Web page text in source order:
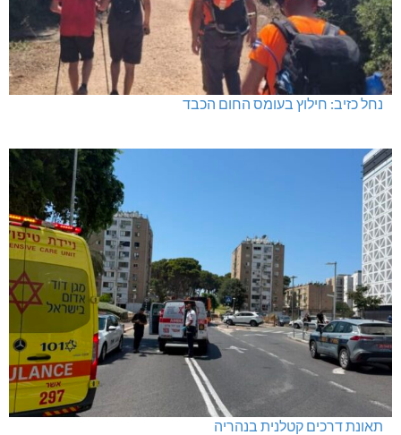
נחל כזיב: חילוץ בעומס החום הכבד
תאונת דרכים קטלנית בנהריה